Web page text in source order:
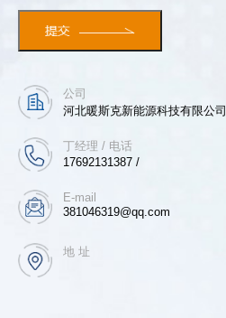
公司
河北暖斯克新能源科技有限公司
丁经理 / 电话
17692131387 /
E-mail
381046319@qq.com
地 址